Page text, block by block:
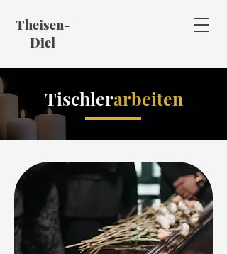
Theisen-
Diel
Tischlerarbeiten